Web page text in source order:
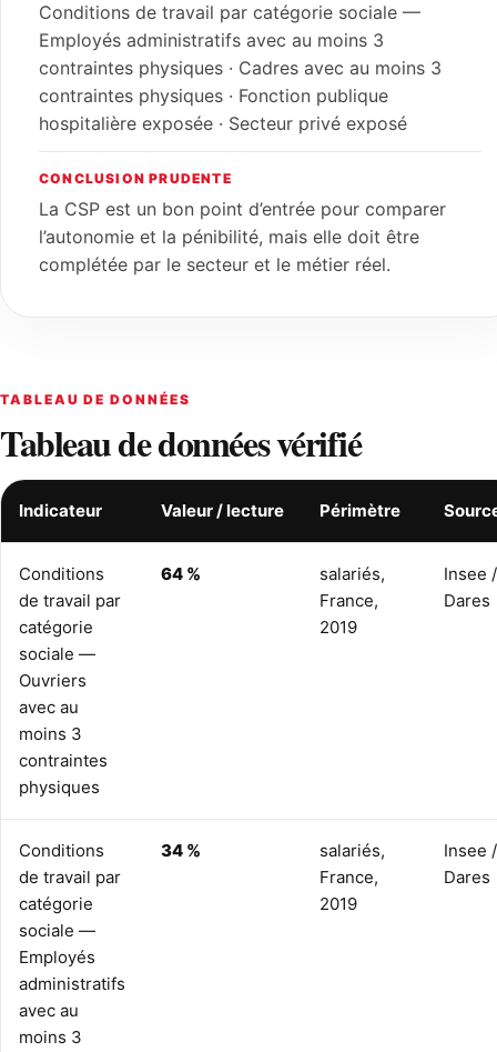
Conditions de travail par catégorie sociale —
Employés administratifs avec au moins 3
contraintes physiques · Cadres avec au moins 3
contraintes physiques · Fonction publique
hospitalière exposée · Secteur privé exposé
CONCLUSION PRUDENTE
La CSP est un bon point d’entrée pour comparer
l’autonomie et la pénibilité, mais elle doit être
complétée par le secteur et le métier réel.
TABLEAU DE DONNÉES
Tableau de données vérifié
Indicateur Valeur / lecture Périmètre
Conditions
de travail par
catégorie
sociale —
Ouvriers
avec au
moins 3
contraintes
physiques
64 %
salariés,
France,
2019
Insee /
Dares
Conditions
de travail par
catégorie
sociale —
Employés
administratifs
avec au
moins 3
34 %
salariés,
France,
2019
Insee /
Dares